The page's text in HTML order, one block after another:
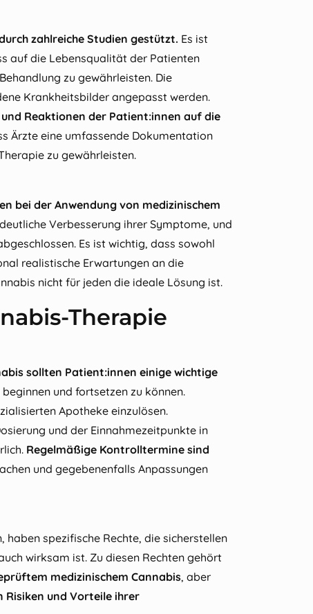
zahlreiche Studien gestützt. Es ist
auf die Lebensqualität der Patienten
zu gewährleisten. Die
Krankheitsbilder angepasst werden.
Reaktionen der Patient:innen auf die
Ärzte eine umfassende Dokumentation
zu gewährleisten.
bei der Anwendung von medizinischem
Verbesserung ihrer Symptome, und
Es ist wichtig, dass sowohl
realistische Erwartungen an die
nicht für jeden die ideale Lösung ist.
Therapie
sollten Patient:innen einige wichtige
und fortsetzen zu können.
Apotheke einzulösen.
und der Einnahmezeitpunkte in
Regelmäßige Kontrolltermine sind
und gegebenenfalls Anpassungen
haben spezifische Rechte, die sicherstellen
wirksam ist. Zu diesen Rechten gehört
medizinischem Cannabis, aber
Risiken und Vorteile ihrer